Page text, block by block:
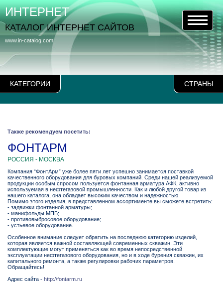
КАТЕГОРИИ СТРАНЫ
www.in-catalog.com
ИНТЕРНЕТ
КАТАЛОГ ИНТЕРНЕТ САЙТОВ
Также рекомендуем посетить:
ФОНТАРМ
РОССИЯ - МОСКВА
Компания “ФонтАрм” уже более пяти лет успешно занимается поставкой
качественного оборудования для буровых компаний. Среди нашей реализуемой
продукции особым спросом пользуется фонтанная арматура АФК, активно
используемая в нефтегазовой промышленности. Как и любой другой товар из
нашего каталога, она обладает высоким качеством и надежностью.
Помимо этого изделия, в представленном ассортименте вы сможете встретить:
- задвижки фонтанной арматуры;
- манифольды МПБ;
- противовыбросовое оборудование;
- устьевое оборудование.
Особенное внимание следует обратить на последнюю категорию изделий,
которая является важной составляющей современных скважин. Эти
комплектующие могут применяться как во время непосредственной
эксплуатации нефтегазового оборудования, но и в ходе бурения скважин, их
капитального ремонта, а также регулировки рабочих параметров.
Обращайтесь!
Адрес сайта - http://fontarm.ru